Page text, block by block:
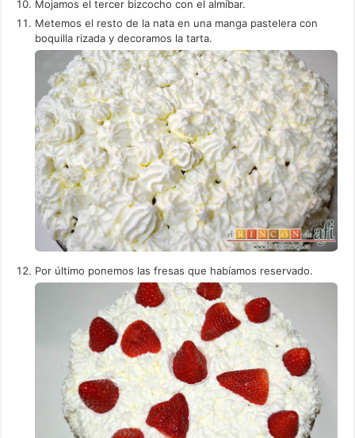
Mojamos el tercer bizcocho con el almíbar.
Metemos el resto de la nata en una manga pastelera con
boquilla rizada y decoramos la tarta.
Por último ponemos las fresas que habíamos reservado.